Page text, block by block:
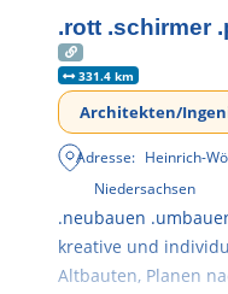
.rott .schirmer
331.4 km
Architekten/
Adresse: Heinrich-
Niedersachsen
.neubauen
kreative und
Altbauten, Planen